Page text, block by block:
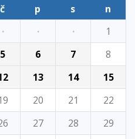
č p s
n
· · ·
1
5 6 7
8
13 14
15
20 21
22
27 28
29